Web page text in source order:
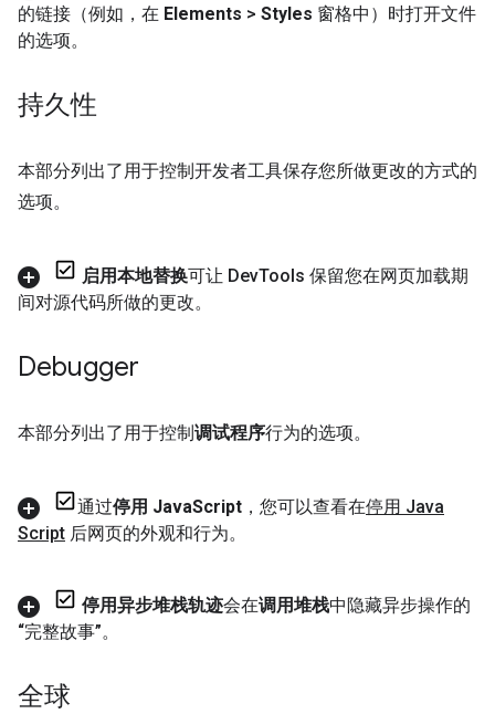
的链接（例如，在 Elements > Styles 窗格中）时打开文件
的选项。
持久性
本部分列出了用于控制开发者工具保存您所做更改的方式的
选项。
启用本地替换可让 DevTools 保留您在网页加载期
间对源代码所做的更改。
Debugger
本部分列出了用于控制调试程序行为的选项。
通过停用 JavaScript ，您可以查看在停用 Java
Script 后网页的外观和行为。
停用异步堆栈轨迹会在调用堆栈中隐藏异步操作的
“完整故事”。
全球